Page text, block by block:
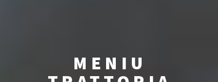
MENIU